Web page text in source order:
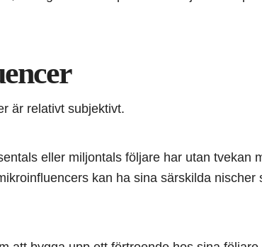
är relativt subjektivt.
eller miljontals följare har utan tvekan
kan ha sina särskilda nischer